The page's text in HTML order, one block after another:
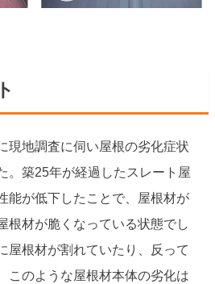
現地調査に伺い屋根の劣化症状
。築25年が経過したスレート屋
能が低下したことで、屋根材が
根材が脆くなっている状態でし
屋根材が割れていたり、反って
このような屋根材本体の劣化は